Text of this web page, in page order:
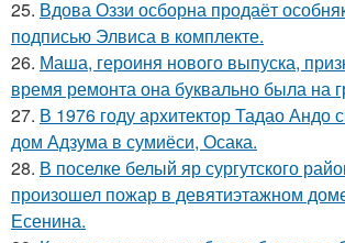
25. Вдова Оззи осборна продаёт
подписью Элвиса в комплекте.
26. Маша, героиня нового выпуска,
время ремонта она буквально была на
27. В 1976 году архитектор Тадао Андо
дом Адзума в сумиёси, Осака.
28. В поселке белый яр сургутского
произошел пожар в девятиэтажном
Есенина.